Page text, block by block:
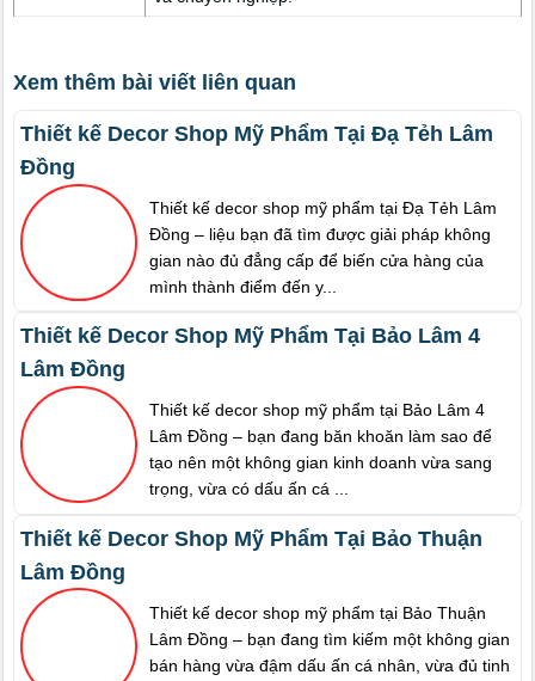
Xem thêm bài viết liên quan
Thiết kế Decor Shop Mỹ Phẩm Tại Đạ Tẻh Lâm
Đồng
Thiết kế decor shop mỹ phẩm tại Đạ Tẻh Lâm
Đồng – liệu bạn đã tìm được giải pháp không
gian nào đủ đẳng cấp để biến cửa hàng của
mình thành điểm đến y...
Thiết kế Decor Shop Mỹ Phẩm Tại Bảo Lâm 4
Lâm Đồng
Thiết kế decor shop mỹ phẩm tại Bảo Lâm 4
Lâm Đồng – bạn đang băn khoăn làm sao để
tạo nên một không gian kinh doanh vừa sang
trọng, vừa có dấu ấn cá ...
Thiết kế Decor Shop Mỹ Phẩm Tại Bảo Thuận
Lâm Đồng
Thiết kế decor shop mỹ phẩm tại Bảo Thuận
Lâm Đồng – bạn đang tìm kiếm một không gian
bán hàng vừa đậm dấu ấn cá nhân, vừa đủ tinh